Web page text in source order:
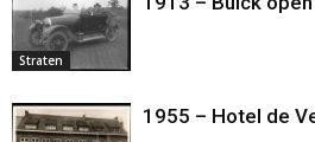
Straten
1955 – Hotel de